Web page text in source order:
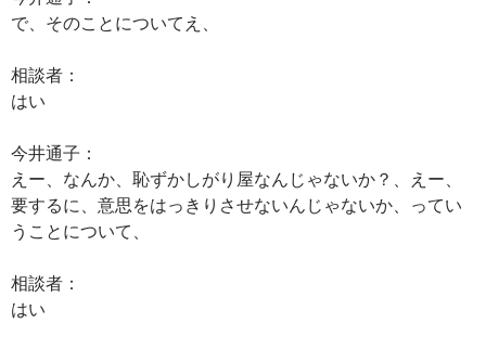
で、そのことについてえ、
相談者：
はい
今井通子：
えー、なんか、恥ずかしがり屋なんじゃないか？、えー、
要するに、意思をはっきりさせないんじゃないか、ってい
うことについて、
相談者：
はい